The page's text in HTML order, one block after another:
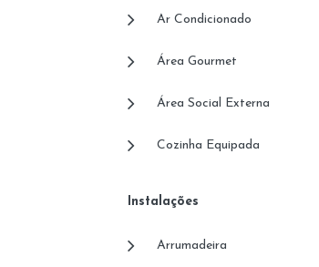
Ar Condicionado
Área Gourmet
Área Social Externa
Cozinha Equipada
Instalações
Arrumadeira